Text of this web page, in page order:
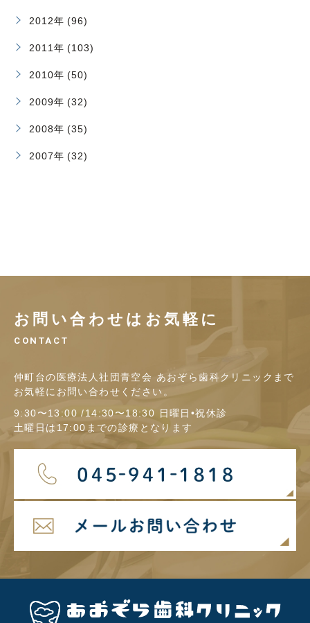
2012年 (96)
2011年 (103)
2010年 (50)
2009年 (32)
2008年 (35)
2007年 (32)
お問い合わせはお気軽に
CONTACT
仲町台の医療法人社団青空会 あおぞら歯科クリニックまで
お気軽にお問い合わせください。
9:30〜13:00 /14:30〜18:30 日曜日•祝休診
土曜日は17:00までの診療となります